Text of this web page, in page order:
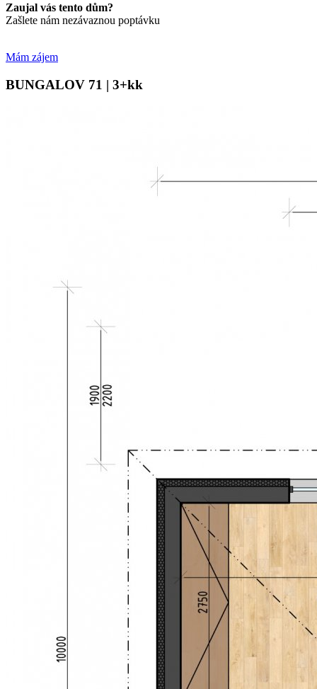
Zaujal vás tento dům?
Zašlete nám nezávaznou poptávku
Mám zájem
BUNGALOV 71 | 3+kk